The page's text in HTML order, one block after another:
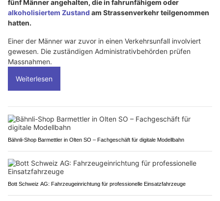
fünf Männer angehalten, die in fahrunfähigem oder
alkoholisiertem Zustand am Strassenverkehr teilgenommen
hatten.
Einer der Männer war zuvor in einen Verkehrsunfall involviert
gewesen. Die zuständigen Administrativbehörden prüfen
Massnahmen.
Weiterlesen
Bähnli-Shop Barmettler in Olten SO – Fachgeschäft für digitale Modellbahn
Bott Schweiz AG: Fahrzeugeinrichtung für professionelle Einsatzfahrzeuge